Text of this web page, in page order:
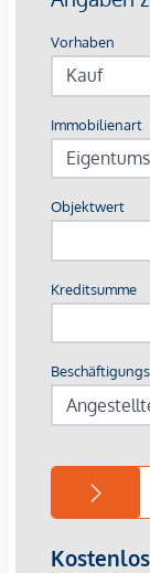
Designer-
Elektrisch
Moderne
Die großzügige
Dachgeschoss
und einen
sich wie folgt: